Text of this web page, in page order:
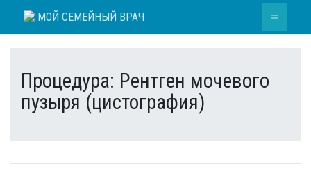
МОЙ СЕМЕЙНЫЙ ВРАЧ ≡
Процедура: Рентген мочевого
пузыря (цистография)